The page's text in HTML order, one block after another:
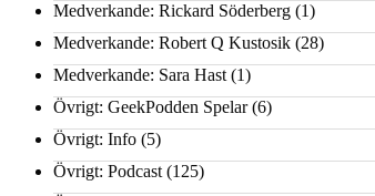
Medverkande: Rickard Söderberg (1)
Medverkande: Robert Q Kustosik (28)
Medverkande: Sara Hast (1)
Övrigt: GeekPodden Spelar(6)
Övrigt: Info (5)
Övrigt: Podcast (125)